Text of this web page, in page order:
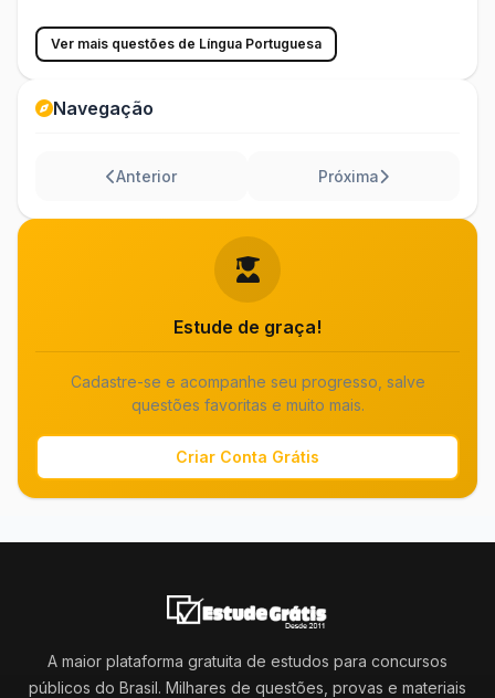
Ver mais questões de Língua Portuguesa
Navegação
Anterior Próxima
Estude de graça!
Cadastre-se e acompanhe seu progresso, salve
questões favoritas e muito mais.
Criar Conta Grátis
A maior plataforma gratuita de estudos para concursos
públicos do Brasil. Milhares de questões, provas e materiais